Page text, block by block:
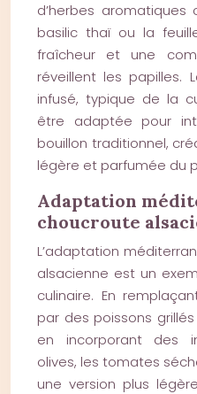
d’herbes
basilic thaï ou la
fraîcheur et une
réveillent les papilles.
infusé, typique de la
être adaptée pour
bouillon traditionnel,
légère et parfumée du
Adaptation
choucroute
L’adaptation
alsacienne est un
culinaire. En
par des poissons
en incorporant des
olives, les tomates
une version plus